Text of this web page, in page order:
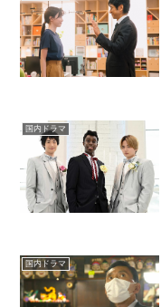
国内ドラマ
国内ドラマ